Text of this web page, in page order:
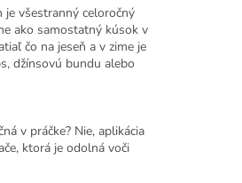
všestranný celoročný
ako samostatný kúsok v
čo na jeseň a v zime je
džínsovú bundu alebo
v práčke? Nie, aplikácia
ktorá je odolná voči